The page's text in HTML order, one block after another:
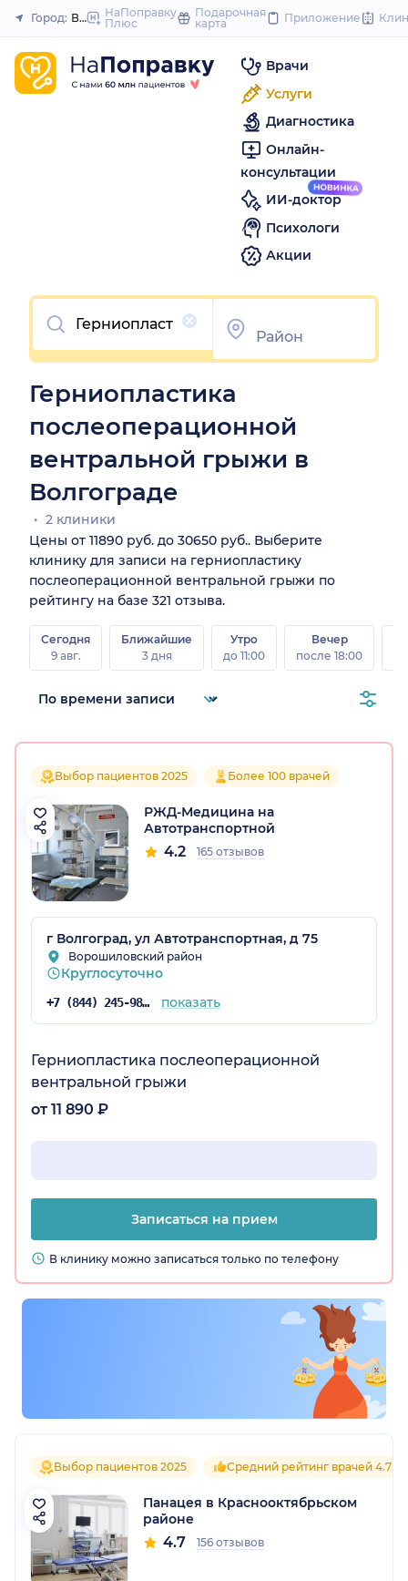
to
Закрыть
обл.)
Город: ВолгоградНаПоправку
Плюс
Подарочная
карта
Приложение
Врачи
Услуги
Диагностика
Онлайн-
консультации
ИИ-доктор
Психологи
Акции
Очистить
Герниопластика
послеоперационной
вентральной грыжи в
Волгограде
2 клиники
Цены от 11890 руб. до 30650 руб.. Выберите
клинику для записи на герниопластику
послеоперационной вентральной грыжи по
рейтингу на базе 321 отзыва.
Сегодня
9 авг.
Ближайшие
3 дня
Утро
до 11:00
Вечер
после 18:00
Выбор пациентов 2025 Более 100 врачей
РЖД-Медицина на
Автотранспортной
4.2 165 отзывов
г Волгоград, ул Автотранспортная, д 75
Ворошиловский район
Круглосуточно
+7 (844) 245-98-54 показать
Герниопластика послеоперационной
вентральной грыжи
от 11 890 ₽
Записаться на прием
В клинику можно записаться только по телефону
Выбор пациентов 2025 Средний рейтинг врачей 4.7
Панацея в Краснооктябрьском
районе
4.7 156 отзывов